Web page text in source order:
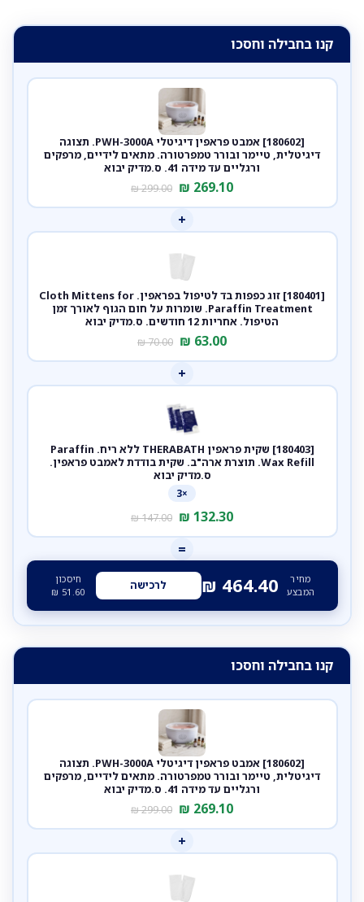
קנו בחבילה וחסכו
[180602] אמבט פראפין דיגיטלי PWH-3000A. תצוגה
דיגיטלית, טיימר ובורר טמפרטורה. מתאים לידיים, מרפקים
ורגליים עד מידה 41. ס.מדיק יבוא
269.10
₪
299.00
₪
+
[180401] זוג כפפות בד לטיפול בפראפין. Cloth Mittens for
Paraffin Treatment. שומרות על חום הגוף לאורך זמן
הטיפול. אחריות 12 חודשים. ס.מדיק יבוא
63.00
₪
70.00
₪
+
[180403] שקית פראפין THERABATH ללא ריח. Paraffin
Wax Refill. תוצרת ארה"ב. שקית בודדת לאמבט פראפין.
ס.מדיק יבוא
×3
132.30
₪
147.00
₪
=
מחיר
המבצע
464.40
₪ לרכישה
חיסכון
51.60
₪
קנו בחבילה וחסכו
[180602] אמבט פראפין דיגיטלי PWH-3000A. תצוגה
דיגיטלית, טיימר ובורר טמפרטורה. מתאים לידיים, מרפקים
ורגליים עד מידה 41. ס.מדיק יבוא
269.10
₪
299.00
₪
+